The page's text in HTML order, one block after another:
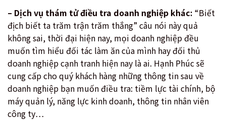
– Dịch vụ thám tử điều tra doanh nghiệp khác: “Biết
địch biết ta trăm trận trăm thắng” câu nói này quả
không sai, thời đại hiện nay, mọi doanh nghiệp đều
muốn tìm hiểu đối tác làm ăn của mình hay đối thủ
doanh nghiệp cạnh tranh hiện nay là ai. Hạnh Phúc sẽ
cung cấp cho quý khách hàng những thông tin sau về
doanh nghiệp bạn muốn điều tra: tiềm lực tài chính, bộ
máy quản lý, năng lực kinh doanh, thông tin nhân viên
công ty…